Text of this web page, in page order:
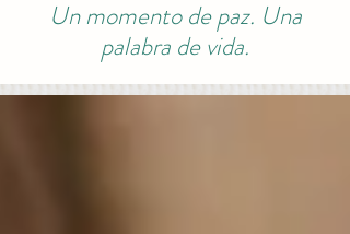
Un momento de paz. Una
palabra de vida.